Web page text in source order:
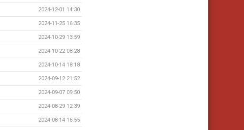
2024-12-01 14:30
2024-11-25 16:35
2024-10-29 13:59
2024-10-22 08:28
2024-10-14 18:18
2024-09-12 21:52
2024-09-07 09:50
2024-08-29 12:39
2024-08-14 16:55